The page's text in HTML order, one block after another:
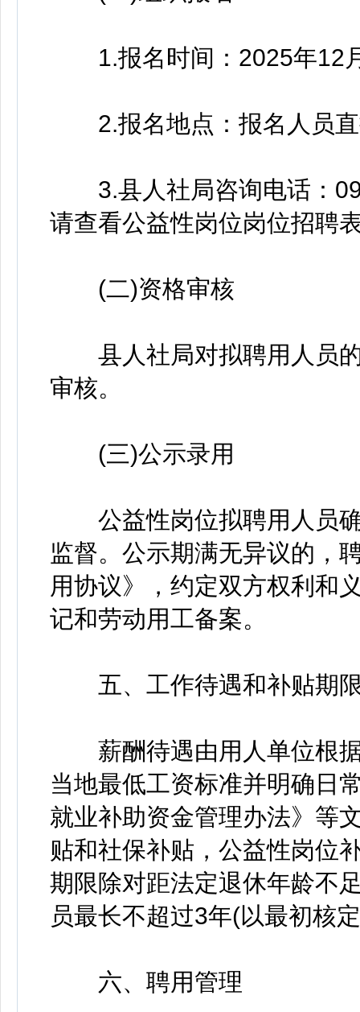
1.报名时间：2025年12
2.报名地点：报名人员直
3.县人社局咨询电话：
请查看公益性岗位岗位招聘
(二)资格审核
县人社局对拟聘用人员的
审核。
(三)公示录用
公益性岗位拟聘用人员确
监督。公示期满无异议的，
用协议》，约定双方权利和
记和劳动用工备案。
五、工作待遇和补贴期
薪酬待遇由用人单位根据
当地最低工资标准并明确日
就业补助资金管理办法》等
贴和社保补贴，公益性岗位
期限除对距法定退休年龄不
员最长不超过3年(以最初核
六、聘用管理